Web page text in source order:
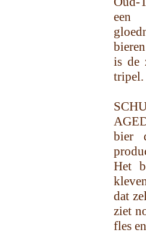
een
is de
tripel.
bier
Het
dat
ziet
fles